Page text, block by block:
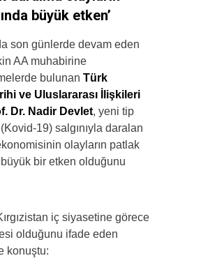
büyük etken’
son günlerde devam eden
AA muhabirine
bulunan Türk
ve Uluslararası İlişkileri
Dr. Nadir Devlet, yeni tip
19) salgınıyla daralan
olayların patlak
bir etken olduğunu
iç siyasetine görece
olduğunu ifade eden
konuştu: